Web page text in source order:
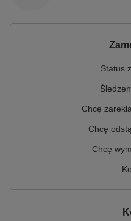
Status
Chcę
Chcę
Chcę